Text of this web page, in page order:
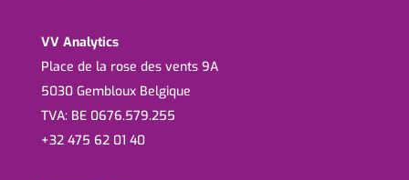
VV Analytics
Place de la rose des vents 9A
5030 Gembloux Belgique
TVA: BE 0676.579.255
+32 475 62 01 40